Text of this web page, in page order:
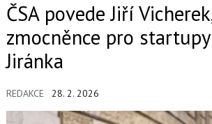
ČSA povede Jiří
zmocněnce pro
Jiránka
REDAKCE 28. 2. 2026